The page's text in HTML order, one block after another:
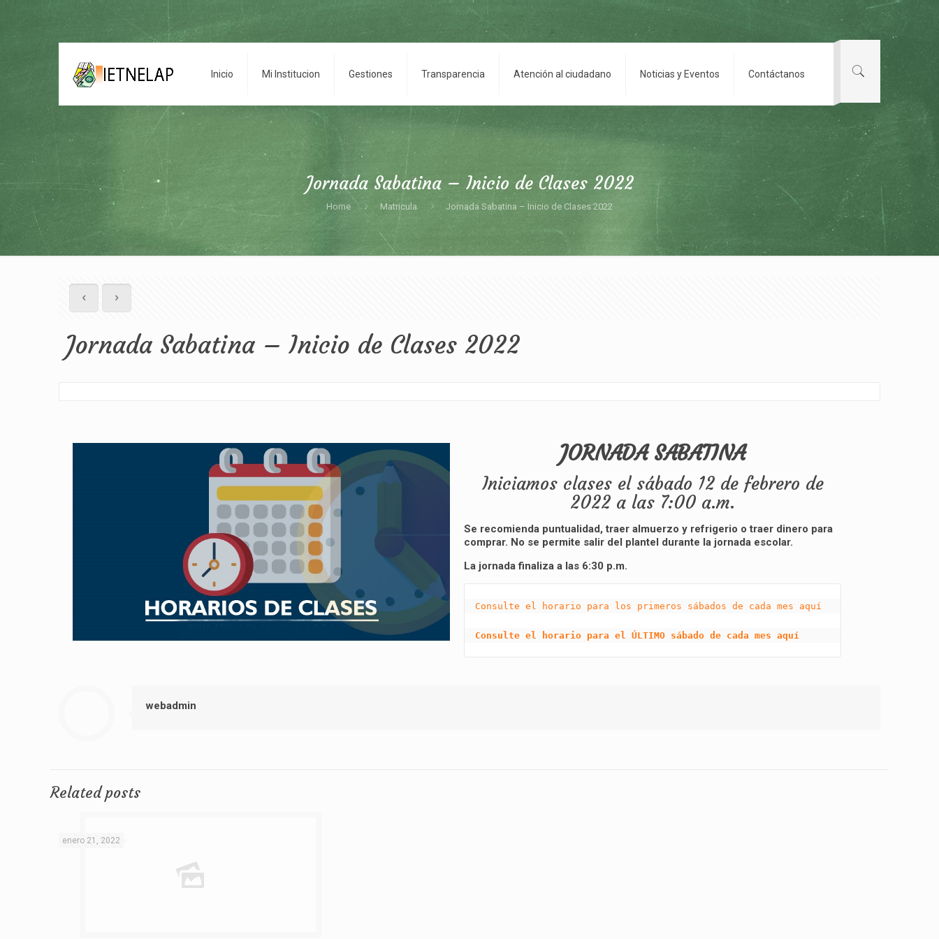
Inicio Mi Institucion Gestiones Transparencia Atención al ciudadano Noticias y Eventos Contáctanos
Jornada Sabatina – Inicio de Clases 2022
Home Matricula Jornada Sabatina – Inicio de Clases 2022
Jornada Sabatina – Inicio de Clases 2022
JORNADA SABATINA
Iniciamos clases el sábado 12 de febrero de
2022 a las 7:00 a.m.
Se recomienda puntualidad, traer almuerzo y refrigerio o traer dinero para
comprar. No se permite salir del plantel durante la jornada escolar.
La jornada finaliza a las 6:30 p.m.
Consulte el horario para los primeros sábados de cada mes aquí
Consulte el horario para el ÚLTIMO sábado de cada mes aquí
webadmin
Related posts
enero 21, 2022